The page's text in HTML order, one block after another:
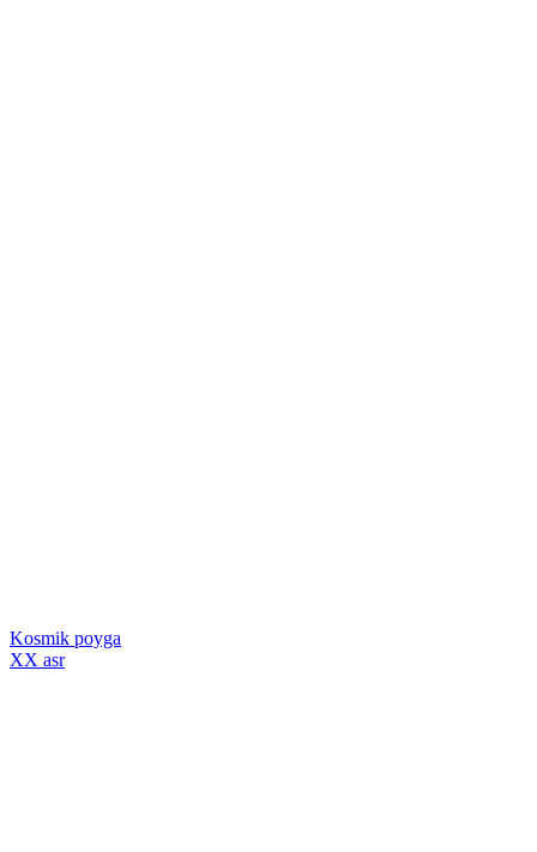
Kosmik poyga
XX asr